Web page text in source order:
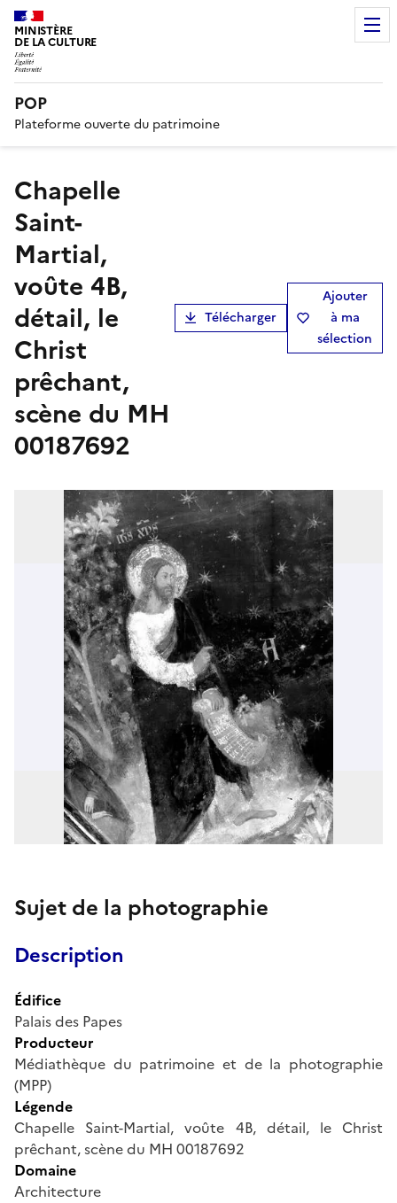
MINISTÈRE
DE LA CULTURE
POP
Plateforme ouverte du patrimoine
Chapelle
Saint-
Martial,
voûte 4B,
détail, le
Christ
prêchant,
scène du MH
00187692
Télécharger
Ajouter
à ma
sélection
Sujet de la photographie
Description
Édifice
Palais des Papes
Producteur
Médiathèque du patrimoine et de la photographie
(MPP)
Légende
Chapelle Saint-Martial, voûte 4B, détail, le Christ
prêchant, scène du MH 00187692
Domaine
Architecture